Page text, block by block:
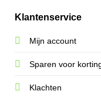
Klantenservice
Mijn account
Sparen voor
Klachten